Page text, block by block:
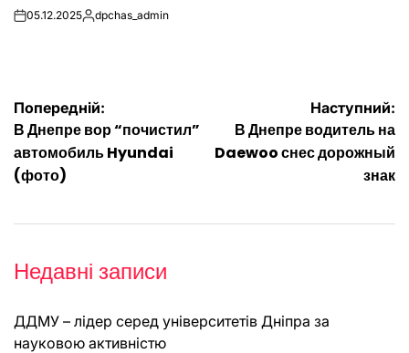
on05.12.2025Опубліковано
dpchas_admin
Навігація
записів
Попередній:
В Днепре вор “почистил”
автомобиль Hyundai
(фото)
Наступний:
В Днепре водитель на
Daewoo снес дорожный
знак
Недавні записи
ДДМУ – лідер серед університетів Дніпра за
науковою активністю